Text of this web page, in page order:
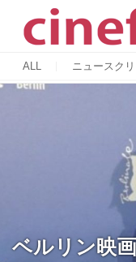
ALL ニュースク
ベルリン映